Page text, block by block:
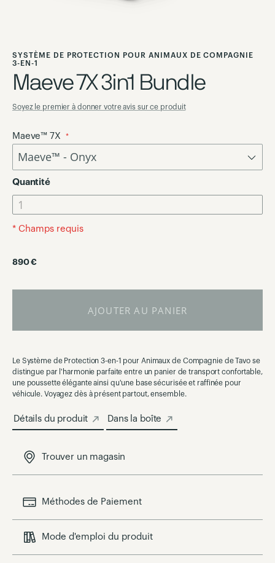
the
beginning
of
the
gallery
SYSTÈME DE PROTECTION POUR ANIMAUX DE COMPAGNIE
3-EN-1
Maeve 7X 3in1 Bundle
Soyez le premier à donner votre avis sur ce produit
Maeve™ 7X
Quantité
* Champs requis
890 €
AJOUTER AU PANIER
Le Système de Protection 3-en-1 pour Animaux de Compagnie de Tavo se
distingue par l'harmonie parfaite entre un panier de transport confortable,
une poussette élégante ainsi qu'une base sécurisée et raffinée pour
véhicule. Voyagez dès à présent partout, ensemble.
Détails du produit Dans la boîte
Trouver un magasin
Méthodes de Paiement
Mode d'emploi du produit